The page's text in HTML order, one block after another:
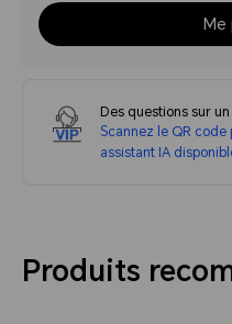
Me
Des questions sur
Scannez le QR
assistant IA
Produits